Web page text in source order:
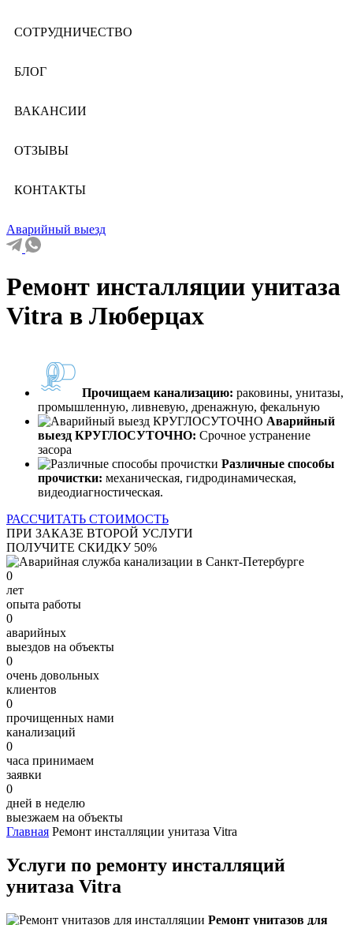
СОТРУДНИЧЕСТВО
БЛОГ
ВАКАНСИИ
ОТЗЫВЫ
КОНТАКТЫ
Аварийный выезд
Ремонт инсталляции унитаза
Vitra в Люберцах
Прочищаем канализацию: раковины, унитазы,
промышленную, ливневую, дренажную, фекальную
Аварийный
выезд КРУГЛОСУТОЧНО: Срочное устранение
засора
Различные способы
прочистки: механическая, гидродинамическая,
видеодиагностическая.
РАССЧИТАТЬ СТОИМОСТЬ
ПРИ ЗАКАЗЕ ВТОРОЙ УСЛУГИ
ПОЛУЧИТЕ СКИДКУ 50%
0
лет
опыта работы
0
аварийных
выездов на объекты
0
очень довольных
клиентов
0
прочищенных нами
канализаций
0
часа принимаем
заявки
0
дней в неделю
выезжаем на объекты
Главная Ремонт инсталляции унитаза Vitra
Услуги по ремонту инсталляций
унитаза Vitra
Ремонт унитазов для